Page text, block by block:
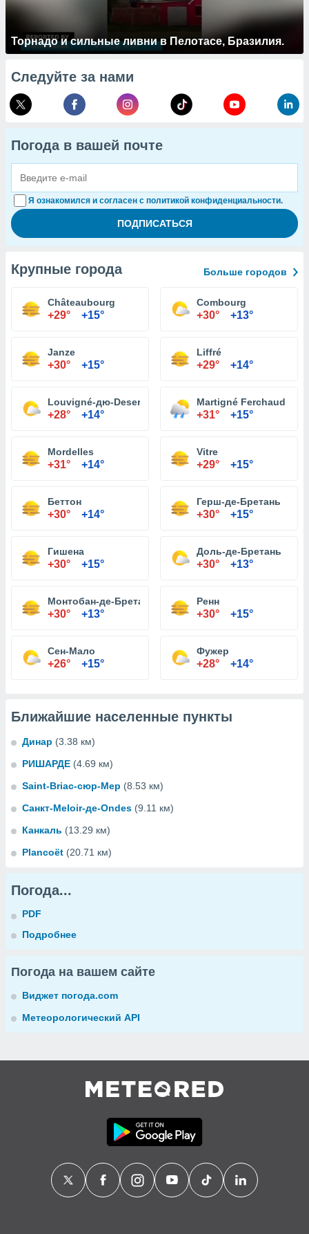
Торнадо и сильные ливни в Пелотасе, Бразилия.
Следуйте за нами
Погода в вашей почте
Я ознакомился и согласен с политикой конфиденциальности.
Крупные города Больше городов
Châteaubourg
+29° +15°
Combourg
+30° +13°
Janze
+30° +15°
Liffré
+29° +14°
Louvigné-дю-Desert
+28° +14°
Martigné Ferchaud
+31° +15°
Mordelles
+31° +14°
Vitre
+29° +15°
Беттон
+30° +14°
Герш-де-Бретань
+30° +15°
Гишена
+30° +15°
Доль-де-Бретань
+30° +13°
Монтобан-де-Бретань
+30° +13°
Ренн
+30° +15°
Сен-Мало
+26° +15°
Фужер
+28° +14°
Ближайшие населенные пункты
Динар (3.38 км)
РИШАРДЕ (4.69 км)
Saint-Briac-сюр-Мер (8.53 км)
Санкт-Meloir-де-Ondes (9.11 км)
Канкаль (13.29 км)
Plancoët (20.71 км)
Погода...
PDF
Подробнее
Погода на вашем сайте
Виджет погода.com
Метеорологический API